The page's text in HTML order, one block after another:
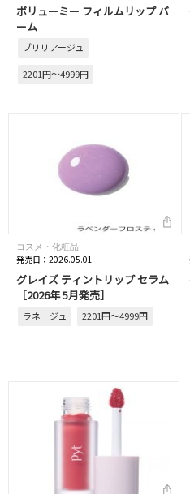
ボリューミー フィルムリップ バ
ーム
ブリリアージュ
2201円～4999円
コスメ・化粧品
発売日：2026.05.01
グレイズ ティントリップ セラム
［2026年 5月発売］
ラネージュ 2201円～4999円